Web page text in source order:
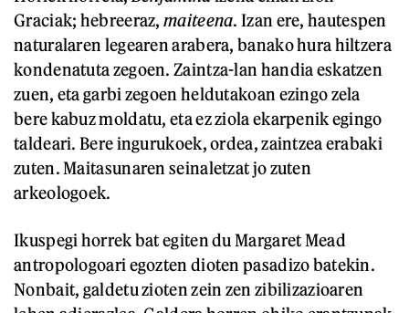
Graciak; hebreeraz,maiteena. Izan ere, hautespen
naturalaren legearen arabera, banako hura hiltzera
kondenatuta zegoen. Zaintza-lan handia eskatzen
zuen, eta garbi zegoen heldutakoan ezingo zela
bere kabuz moldatu, eta ez ziola ekarpenik egingo
taldeari. Bere ingurukoek, ordea, zaintzea erabaki
zuten. Maitasunaren seinaletzat jo zuten
arkeologoek.
Ikuspegi horrek bat egiten du Margaret Mead
antropologoari egozten dioten pasadizo batekin.
Nonbait, galdetu zioten zein zen zibilizazioaren